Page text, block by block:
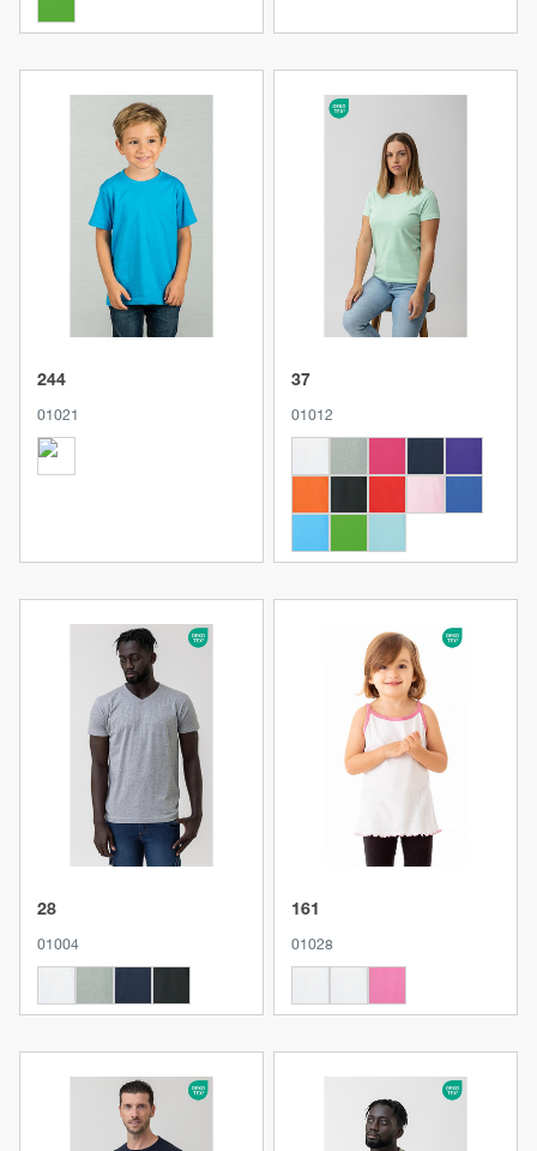
Produkt anzeigen
244
01021
Produkt anzeigen
37
01012
Produkt anzeigen
28
01004
Produkt anzeigen
161
01028